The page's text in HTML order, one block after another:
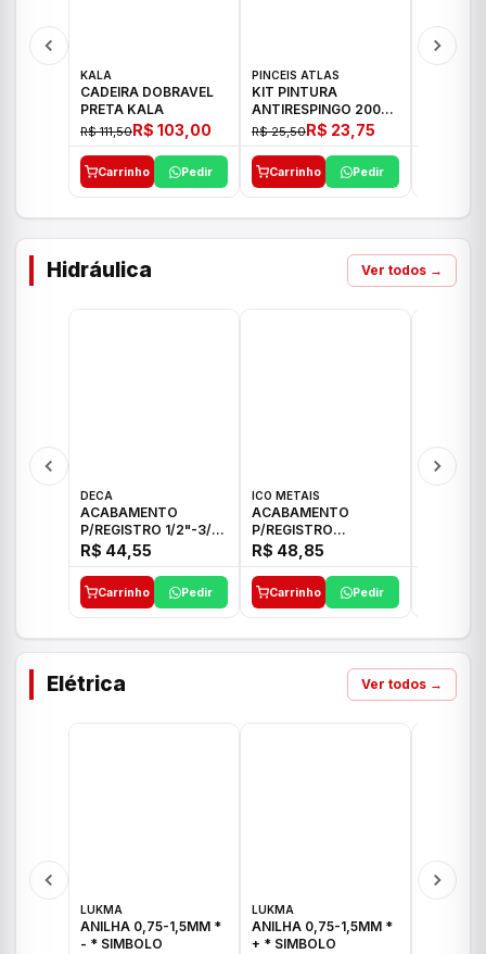
KALA
CADEIRA DOBRAVEL
PRETA KALA
R$ 111,50R$ 103,00
Carrinho Pedir
PINCEIS ATLAS
KIT PINTURA
ANTIRESPINGO 2003
ATLAS 03 PCS
R$ 25,50R$ 23,75
Carrinho Pedir
Hidráulica Ver todos →
DECA
ACABAMENTO
P/REGISTRO 1/2"-3/4"
E 1"C21.PQ DECA
R$ 44,55
Carrinho Pedir
ICO METAIS
ACABAMENTO
P/REGISTRO
1/2"-3/4"-1" ACB M
CS 33 ICO
R$ 48,85
Carrinho Pedir
Elétrica Ver todos →
LUKMA
ANILHA 0,75-1,5MM *
- * SIMBOLO
LUKMA
ANILHA 0,75-1,5MM *
+ * SIMBOLO